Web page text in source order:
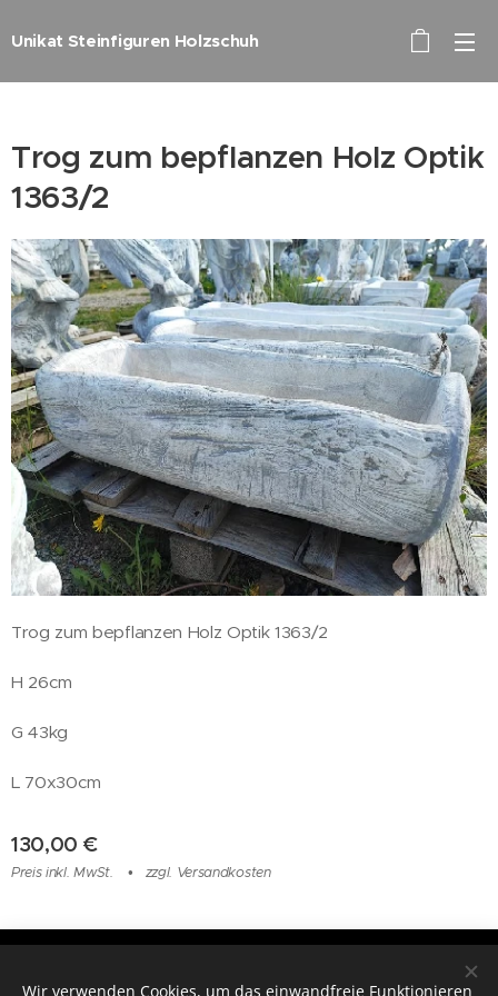
Unikat Steinfiguren Holzschuh
Trog zum bepflanzen Holz Optik
1363/2
Trog zum bepflanzen Holz Optik 1363/2
H 26cm
G 43kg
L 70x30cm
130,00 €
Preis inkl. MwSt. zzgl. Versandkosten
© 2019 Unikat Steinfiguren Holzschuh 3470 Kirchberg am Wagram
Gewerbestraße 15
Wir verwenden Cookies, um das einwandfreie Funktionieren